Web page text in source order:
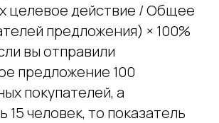
целевое действие / Общее
предложения) × 100%
вы отправили
предложение 100
покупателей, а
15 человек, то показатель